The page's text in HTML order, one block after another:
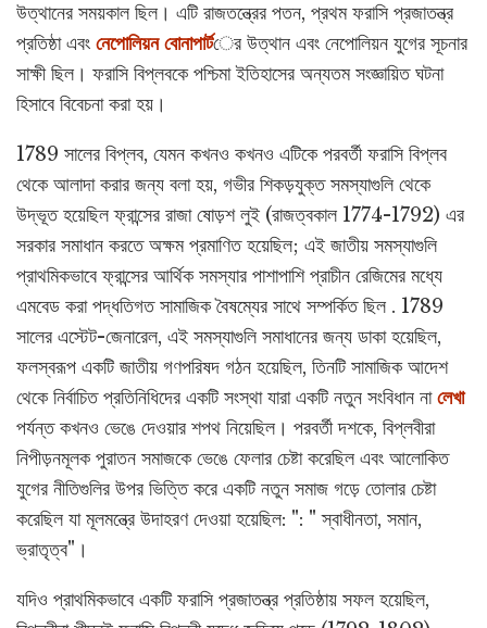
উত্থানের সময়কাল ছিল। এটি রাজতন্ত্রের পতন, প্রথম ফরাসি প্রজাতন্ত্র
প্রতিষ্ঠা এবং নেপোলিয়ন বোনাপার্টের উত্থান এবং নেপোলিয়ন যুগের সূচনার
সাক্ষী ছিল। ফরাসি বিপ্লবকে পশ্চিমা ইতিহাসের অন্যতম সংজ্ঞায়িত ঘটনা
হিসাবে বিবেচনা করা হয়।
1789 সালের বিপ্লব, যেমন কখনও কখনও এটিকে পরবর্তী ফরাসি বিপ্লব
থেকে আলাদা করার জন্য বলা হয়, গভীর শিকড়যুক্ত সমস্যাগুলি থেকে
উদ্ভূত হয়েছিল ফ্রান্সের রাজা ষোড়শ লুই (রাজত্বকাল 1774-1792) এর
সরকার সমাধান করতে অক্ষম প্রমাণিত হয়েছিল; এই জাতীয় সমস্যাগুলি
প্রাথমিকভাবে ফ্রান্সের আর্থিক সমস্যার পাশাপাশি প্রাচীন রেজিমের মধ্যে
এমবেড করা পদ্ধতিগত সামাজিক বৈষম্যের সাথে সম্পর্কিত ছিল . 1789
সালের এস্টেট-জেনারেল, এই সমস্যাগুলি সমাধানের জন্য ডাকা হয়েছিল,
ফলস্বরূপ একটি জাতীয় গণপরিষদ গঠন হয়েছিল, তিনটি সামাজিক আদেশ
থেকে নির্বাচিত প্রতিনিধিদের একটি সংস্থা যারা একটি নতুন সংবিধান নালেখা
পর্যন্ত কখনও ভেঙে দেওয়ার শপথ নিয়েছিল। পরবর্তী দশকে, বিপ্লবীরা
নিপীড়নমূলক পুরাতন সমাজকে ভেঙে ফেলার চেষ্টা করেছিল এবং আলোকিত
যুগের নীতিগুলির উপর ভিত্তি করে একটি নতুন সমাজ গড়ে তোলার চেষ্টা
করেছিল যা মূলমন্ত্রে উদাহরণ দেওয়া হয়েছিল: ": " স্বাধীনতা, সমান,
ভ্রাতৃত্ব"।
যদিও প্রাথমিকভাবে একটি ফরাসি প্রজাতন্ত্র প্রতিষ্ঠায় সফল হয়েছিল,